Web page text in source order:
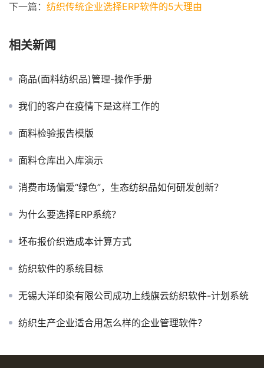
下一篇： 纺织传统企业选择ERP软件的5大理由
相关新闻
商品(面料纺织品)管理-操作手册
我们的客户在疫情下是这样工作的
面料检验报告模版
面料仓库出入库演示
消费市场偏爱“绿色”，生态纺织品如何研发创新？
为什么要选择ERP系统？
坯布报价织造成本计算方式
纺织软件的系统目标
无锡大洋印染有限公司成功上线旗云纺织软件-计划系统
纺织生产企业适合用怎么样的企业管理软件？